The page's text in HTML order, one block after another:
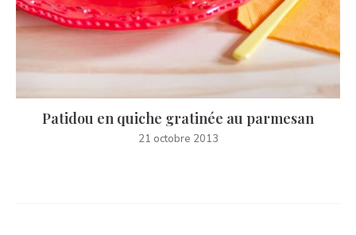
Patidou en quiche gratinée au parmesan
21 octobre 2013